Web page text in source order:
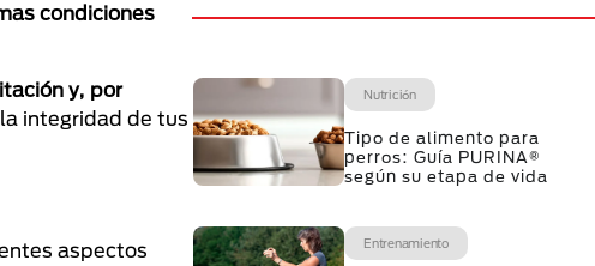
condiciones
y, por
integridad de tus
aspectos
Nutrición
Tipo de alimento para
perros: Guía PURINA®
según su etapa de vida
Entrenamiento